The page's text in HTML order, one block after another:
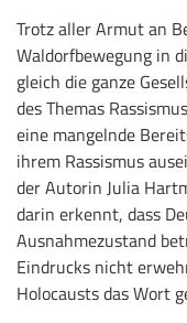
Trotz aller Armut an
Waldorfbewegung in
gleich die ganze
des Themas
eine mangelnde
ihrem Rassismus
der Autorin Julia
darin erkennt, dass
Ausnahmezustand
Eindrucks nicht
Holocausts das Wort